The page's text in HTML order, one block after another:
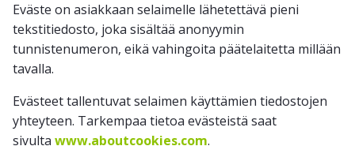
Eväste on asiakkaan selaimelle lähetettävä pieni
tekstitiedosto, joka sisältää anonyymin
tunnistenumeron, eikä vahingoita päätelaitetta millään
tavalla.
Evästeet tallentuvat selaimen käyttämien tiedostojen
yhteyteen. Tarkempaa tietoa evästeistä saat
sivulta www.aboutcookies.com.